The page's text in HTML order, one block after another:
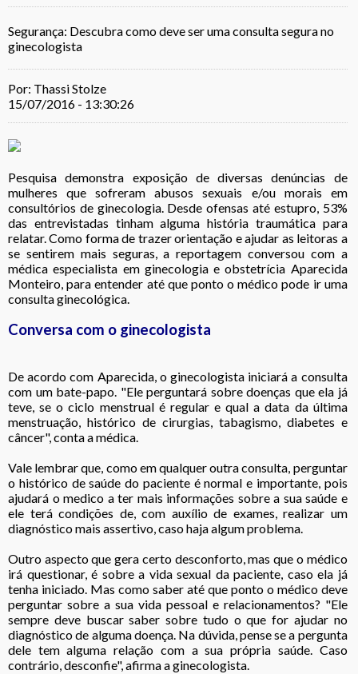
Segurança: Descubra como deve ser uma consulta segura no
ginecologista
Por: Thassi Stolze
15/07/2016 - 13:30:26
Pesquisa demonstra exposição de diversas denúncias de
mulheres que sofreram abusos sexuais e/ou morais em
consultórios de ginecologia. Desde ofensas até estupro, 53%
das entrevistadas tinham alguma história traumática para
relatar. Como forma de trazer orientação e ajudar as leitoras a
se sentirem mais seguras, a reportagem conversou com a
médica especialista em ginecologia e obstetrícia Aparecida
Monteiro, para entender até que ponto o médico pode ir uma
consulta ginecológica.
Conversa com o ginecologista
De acordo com Aparecida, o ginecologista iniciará a consulta
com um bate-papo. "Ele perguntará sobre doenças que ela já
teve, se o ciclo menstrual é regular e qual a data da última
menstruação, histórico de cirurgias, tabagismo, diabetes e
câncer", conta a médica.
Vale lembrar que, como em qualquer outra consulta, perguntar
o histórico de saúde do paciente é normal e importante, pois
ajudará o medico a ter mais informações sobre a sua saúde e
ele terá condições de, com auxílio de exames, realizar um
diagnóstico mais assertivo, caso haja algum problema.
Outro aspecto que gera certo desconforto, mas que o médico
irá questionar, é sobre a vida sexual da paciente, caso ela já
tenha iniciado. Mas como saber até que ponto o médico deve
perguntar sobre a sua vida pessoal e relacionamentos? "Ele
sempre deve buscar saber sobre tudo o que for ajudar no
diagnóstico de alguma doença. Na dúvida, pense se a pergunta
dele tem alguma relação com a sua própria saúde. Caso
contrário, desconfie", afirma a ginecologista.